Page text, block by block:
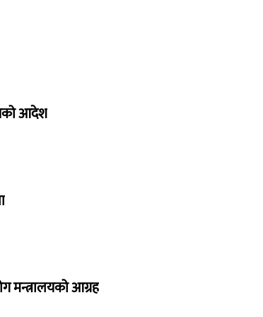
आदेश
मन्त्रालयको आग्रह